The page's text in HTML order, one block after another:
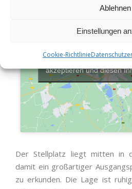
Ablehnen
Einstellungen
Cookie-Richtlinie
Klicke hier, um
akzeptieren und diesen
Der Stellplatz liegt mitten in
damit ein großartiger
zu erkunden. Die Lage ist